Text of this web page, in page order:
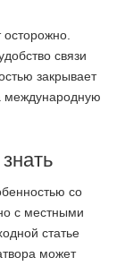
связи
закрывает
международную
со
с местными
статье
может